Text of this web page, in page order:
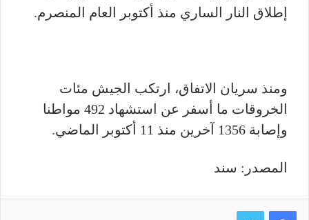
إطلاق النار الساري منذ أكتوبر العام المنصرم.
ومنذ سريان الاتفاق، ارتكب الجيش مئات
الخروقات ما أسفر عن استشهاد 492 مواطنا
وإصابة 1356 آخرين منذ 11 أكتوبر الماضي.
المصدر: سند